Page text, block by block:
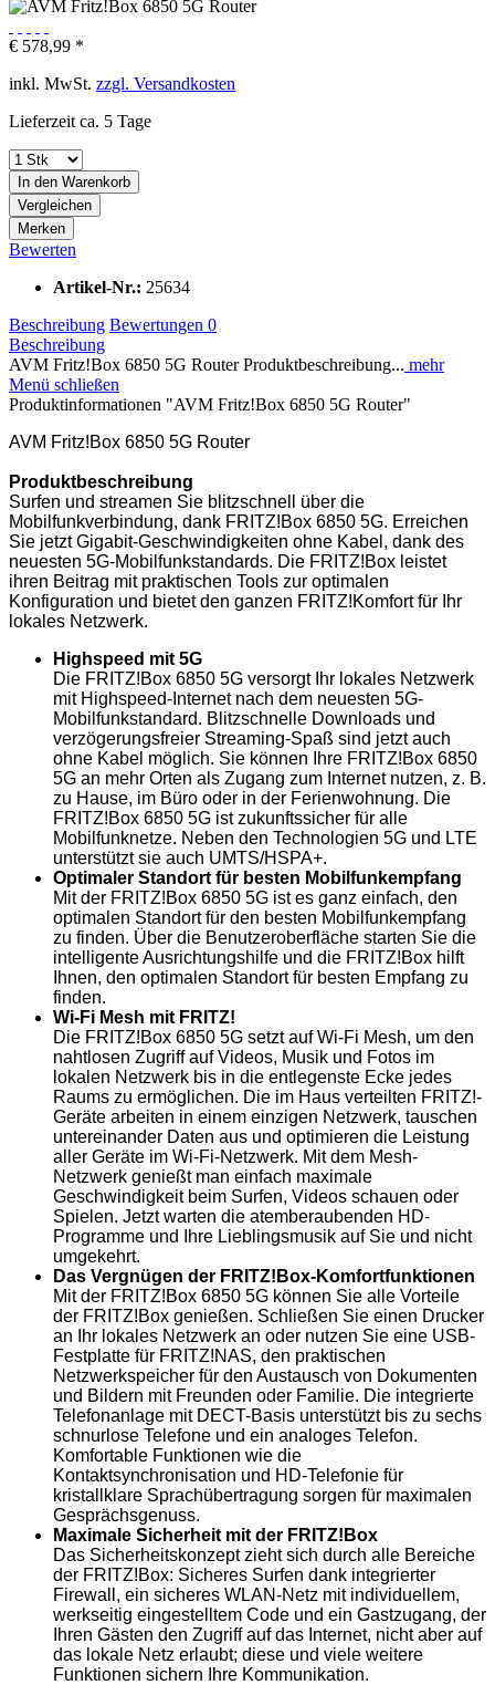
€ 578,99 *
inkl. MwSt. zzgl. Versandkosten
Lieferzeit ca. 5 Tage
In den Warenkorb
Vergleichen
Merken
Bewerten
Artikel-Nr.: 25634
Beschreibung Bewertungen 0
Beschreibung
AVM Fritz!Box 6850 5G Router Produktbeschreibung... mehr
Menü schließen
Produktinformationen "AVM Fritz!Box 6850 5G Router"
AVM Fritz!Box 6850 5G Router
Produktbeschreibung
Surfen und streamen Sie blitzschnell über die
Mobilfunkverbindung, dank FRITZ!Box 6850 5G. Erreichen
Sie jetzt Gigabit-Geschwindigkeiten ohne Kabel, dank des
neuesten 5G-Mobilfunkstandards. Die FRITZ!Box leistet
ihren Beitrag mit praktischen Tools zur optimalen
Konfiguration und bietet den ganzen FRITZ!Komfort für Ihr
lokales Netzwerk.
Highspeed mit 5G
Die FRITZ!Box 6850 5G versorgt Ihr lokales Netzwerk
mit Highspeed-Internet nach dem neuesten 5G-
Mobilfunkstandard. Blitzschnelle Downloads und
verzögerungsfreier Streaming-Spaß sind jetzt auch
ohne Kabel möglich. Sie können Ihre FRITZ!Box 6850
5G an mehr Orten als Zugang zum Internet nutzen, z. B.
zu Hause, im Büro oder in der Ferienwohnung. Die
FRITZ!Box 6850 5G ist zukunftssicher für alle
Mobilfunknetze. Neben den Technologien 5G und LTE
unterstützt sie auch UMTS/HSPA+.
Optimaler Standort für besten Mobilfunkempfang
Mit der FRITZ!Box 6850 5G ist es ganz einfach, den
optimalen Standort für den besten Mobilfunkempfang
zu finden. Über die Benutzeroberfläche starten Sie die
intelligente Ausrichtungshilfe und die FRITZ!Box hilft
Ihnen, den optimalen Standort für besten Empfang zu
finden.
Wi-Fi Mesh mit FRITZ!
Die FRITZ!Box 6850 5G setzt auf Wi-Fi Mesh, um den
nahtlosen Zugriff auf Videos, Musik und Fotos im
lokalen Netzwerk bis in die entlegenste Ecke jedes
Raums zu ermöglichen. Die im Haus verteilten FRITZ!-
Geräte arbeiten in einem einzigen Netzwerk, tauschen
untereinander Daten aus und optimieren die Leistung
aller Geräte im Wi-Fi-Netzwerk. Mit dem Mesh-
Netzwerk genießt man einfach maximale
Geschwindigkeit beim Surfen, Videos schauen oder
Spielen. Jetzt warten die atemberaubenden HD-
Programme und Ihre Lieblingsmusik auf Sie und nicht
umgekehrt.
Das Vergnügen der FRITZ!Box-Komfortfunktionen
Mit der FRITZ!Box 6850 5G können Sie alle Vorteile
der FRITZ!Box genießen. Schließen Sie einen Drucker
an Ihr lokales Netzwerk an oder nutzen Sie eine USB-
Festplatte für FRITZ!NAS, den praktischen
Netzwerkspeicher für den Austausch von Dokumenten
und Bildern mit Freunden oder Familie. Die integrierte
Telefonanlage mit DECT-Basis unterstützt bis zu sechs
schnurlose Telefone und ein analoges Telefon.
Komfortable Funktionen wie die
Kontaktsynchronisation und HD-Telefonie für
kristallklare Sprachübertragung sorgen für maximalen
Gesprächsgenuss.
Maximale Sicherheit mit der FRITZ!Box
Das Sicherheitskonzept zieht sich durch alle Bereiche
der FRITZ!Box: Sicheres Surfen dank integrierter
Firewall, ein sicheres WLAN-Netz mit individuellem,
werkseitig eingestelltem Code und ein Gastzugang, der
Ihren Gästen den Zugriff auf das Internet, nicht aber auf
das lokale Netz erlaubt; diese und viele weitere
Funktionen sichern Ihre Kommunikation.